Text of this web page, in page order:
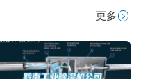
更多